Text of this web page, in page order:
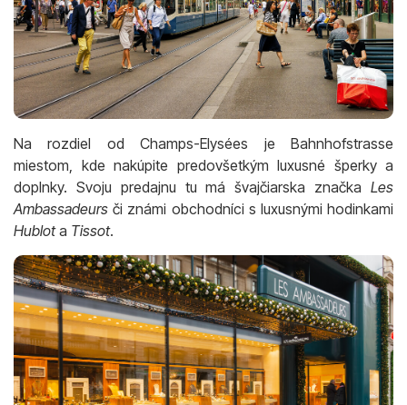
Na rozdiel od Champs-Elysées je Bahnhofstrasse
miestom, kde nakúpite predovšetkým luxusné šperky a
doplnky. Svoju predajnu tu má švajčiarska značka Les
Ambassadeurs či známi obchodníci s luxusnými hodinkami
Hublota Tissot.